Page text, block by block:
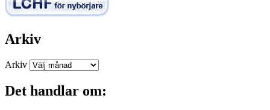
Arkiv
Arkiv
Det handlar om: